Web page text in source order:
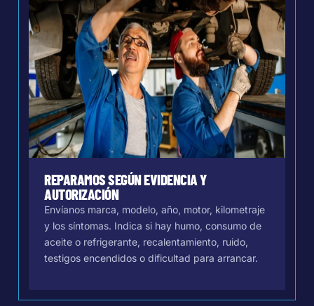
REPARAMOS SEGÚN EVIDENCIA Y
AUTORIZACIÓN
Envíanos marca, modelo, año, motor, kilometraje
y los síntomas. Indica si hay humo, consumo de
aceite o refrigerante, recalentamiento, ruido,
testigos encendidos o dificultad para arrancar.